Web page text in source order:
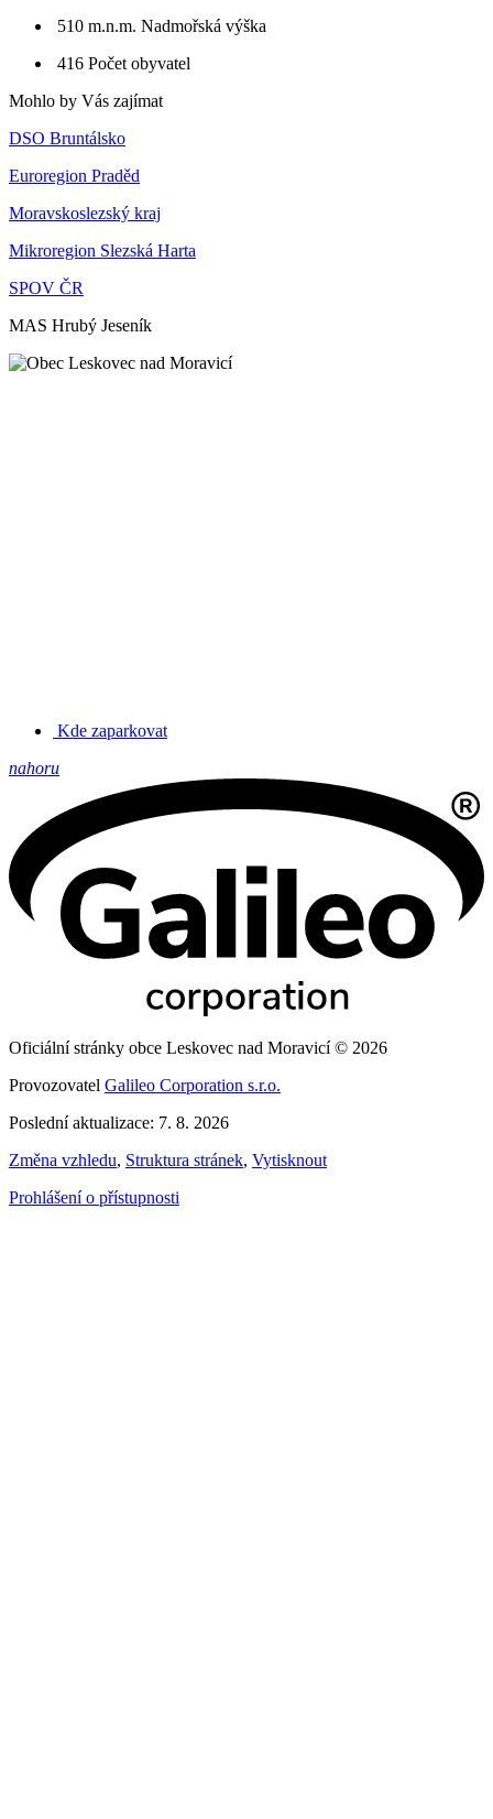
510 m.n.m. Nadmořská výška
416 Počet obyvatel
Mohlo by Vás zajímat
DSO Bruntálsko
Euroregion Praděd
Moravskoslezský kraj
Mikroregion Slezská Harta
SPOV ČR
MAS Hrubý Jeseník
Kde zaparkovat
nahoru
Oficiální stránky obce Leskovec nad Moravicí © 2026
Provozovatel Galileo Corporation s.r.o.
Poslední aktualizace: 7. 8. 2026
Změna vzhledu, Struktura stránek, Vytisknout
Prohlášení o přístupnosti